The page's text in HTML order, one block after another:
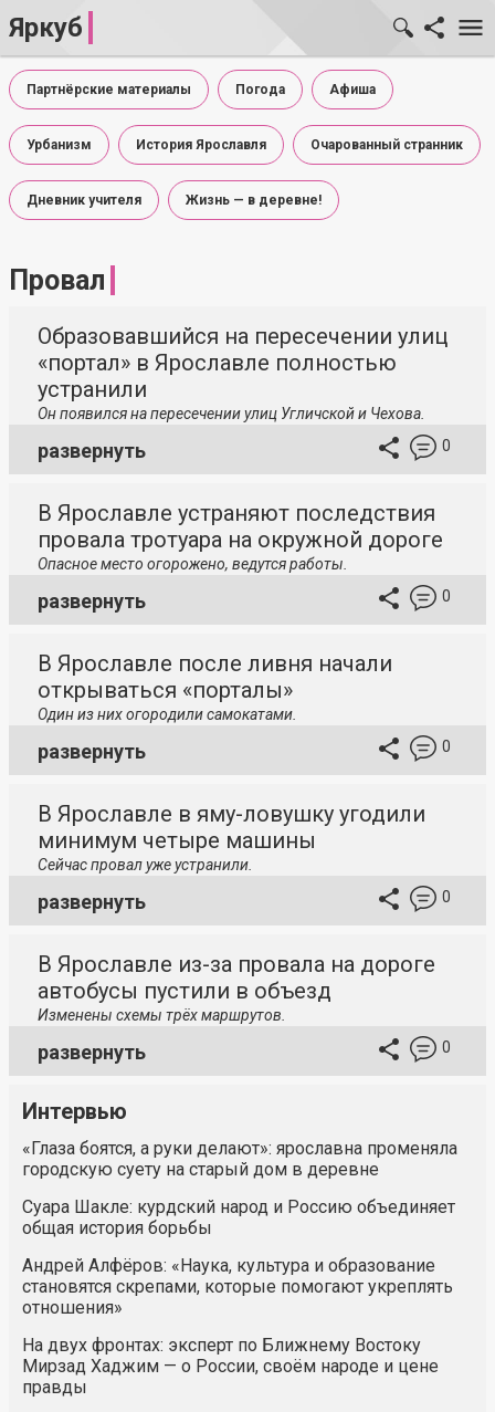
Яркуб
Партнёрские материалы Погода Афиша
Урбанизм История Ярославля Очарованный странник
Дневник учителя Жизнь — в деревне!
Провал
Образовавшийся на пересечении улиц
«портал» в Ярославле полностью
устранили
Он появился на пересечении улиц Угличской и Чехова.
развернуть 0
В Ярославле устраняют последствия
провала тротуара на окружной дороге
Опасное место огорожено, ведутся работы.
развернуть 0
В Ярославле после ливня начали
открываться «порталы»
Один из них огородили самокатами.
развернуть 0
В Ярославле в яму-ловушку угодили
минимум четыре машины
Сейчас провал уже устранили.
развернуть 0
В Ярославле из-за провала на дороге
автобусы пустили в объезд
Изменены схемы трёх маршрутов.
развернуть 0
Интервью
«Глаза боятся, а руки делают»: ярославна променяла
городскую суету на старый дом в деревне
Суара Шакле: курдский народ и Россию объединяет
общая история борьбы
Андрей Алфёров: «Наука, культура и образование
становятся скрепами, которые помогают укреплять
отношения»
На двух фронтах: эксперт по Ближнему Востоку
Мирзад Хаджим — о России, своём народе и цене
правды